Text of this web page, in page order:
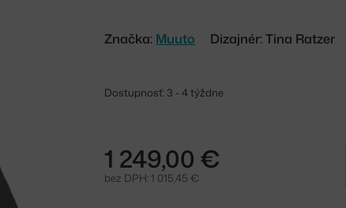
Značka: Muuto Dizajnér: Tina Ratzer
Dostupnosť: 3 - 4 týždne
1 249,00 €
bez DPH: 1 015,45 €